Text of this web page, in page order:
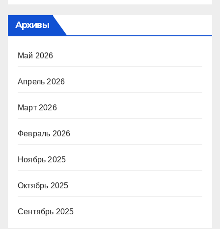
Архивы
Май 2026
Апрель 2026
Март 2026
Февраль 2026
Ноябрь 2025
Октябрь 2025
Сентябрь 2025